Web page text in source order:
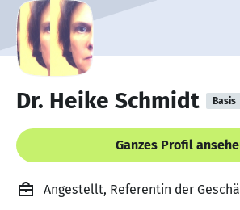
Dr. Heike Schmidt Basis
Ganzes Profil
Angestellt, Referentin der